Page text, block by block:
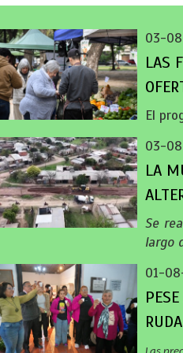
03-
LAS
El
03-
LA
Se
largo
01-